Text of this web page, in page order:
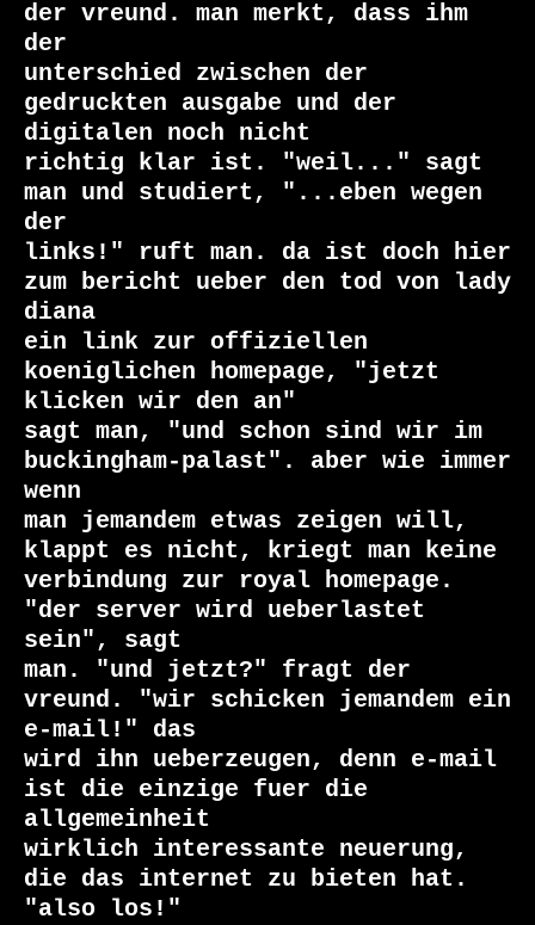
der vreund. man merkt, dass ihm
der
unterschied zwischen der
gedruckten ausgabe und der
digitalen noch nicht
richtig klar ist. "weil..." sagt
man und studiert, "...eben wegen
der
links!" ruft man. da ist doch hier
zum bericht ueber den tod von lady
diana
ein link zur offiziellen
koeniglichen homepage, "jetzt
klicken wir den an"
sagt man, "und schon sind wir im
buckingham-palast". aber wie immer
wenn
man jemandem etwas zeigen will,
klappt es nicht, kriegt man keine
verbindung zur royal homepage.
"der server wird ueberlastet
sein", sagt
man. "und jetzt?" fragt der
vreund. "wir schicken jemandem ein
e-mail!" das
wird ihn ueberzeugen, denn e-mail
ist die einzige fuer die
allgemeinheit
wirklich interessante neuerung,
die das internet zu bieten hat.
"also los!"